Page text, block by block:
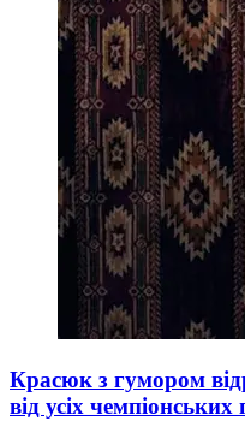
Красюк з гумором
від усіх чемпіонських